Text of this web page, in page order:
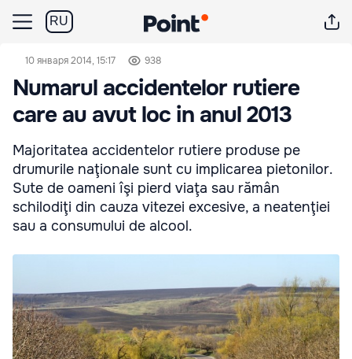
RU
10 января 2014, 15:17 938
Numarul accidentelor rutiere
care au avut loc in anul 2013
Majoritatea accidentelor rutiere produse pe
drumurile naţionale sunt cu implicarea pietonilor.
Sute de oameni îşi pierd viaţa sau rămân
schilodiţi din cauza vitezei excesive, a neatenţiei
sau a consumului de alcool.